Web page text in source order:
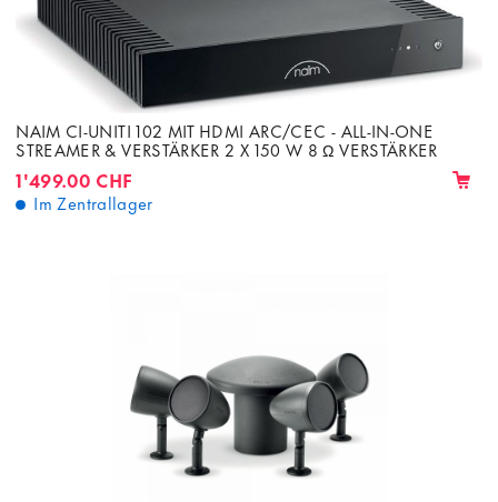
NAIM CI-UNITI 102 MIT HDMI ARC/CEC - ALL-IN-ONE
STREAMER & VERSTÄRKER 2 X 150 W 8 Ω VERSTÄRKER
1'499.00 CHF
Im Zentrallager